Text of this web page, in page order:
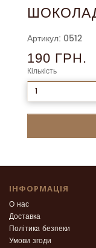
Артикул: 0512
190 ГРН.
Кількість
ІНФОРМАЦІЯ
О нас
Доставка
Політика безпеки
Умови згоди